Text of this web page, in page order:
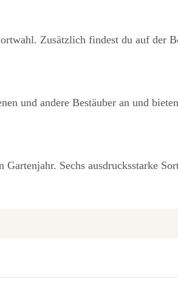
Zusätzlich findest du auf der
und andere Bestäuber an und
Sechs ausdrucksstarke